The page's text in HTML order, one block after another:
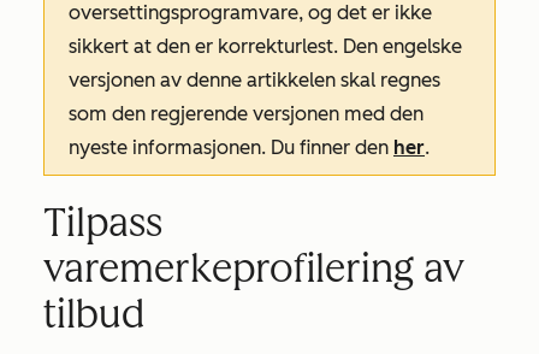
oversettingsprogramvare, og det er ikke
sikkert at den er korrekturlest. Den engelske
versjonen av denne artikkelen skal regnes
som den regjerende versjonen med den
nyeste informasjonen. Du finner den her.
Tilpass
varemerkeprofilering av
tilbud